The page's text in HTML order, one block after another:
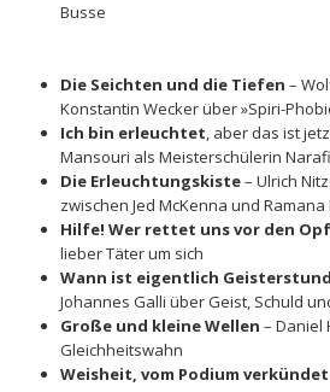
Busse
Die Seichten und die Tiefen –
Konstantin Wecker über »Spiri-
Ich bin erleuchtet, aber das ist
Mansouri als Meisterschülerin
Die Erleuchtungskiste– Ulrich
zwischen Jed McKenna und
Hilfe! Wer rettet uns vor den
lieber Täter um sich
Wann ist eigentlich
Johannes Galli über Geist, Schuld
Große und kleine Wellen – Daniel
Gleichheitswahn
Weisheit, vom Podium verkündet